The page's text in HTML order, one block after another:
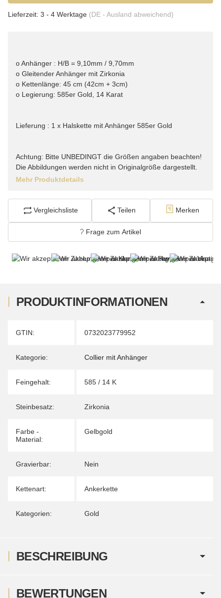
Lieferzeit: 3 - 4 Werktage (DE - Ausland abweichend)
o Anhänger : H/B = 9,10mm / 9,70mm
o Gleitender Anhänger mit Zirkonia
o Kettenlänge: 45 cm (42cm + 3cm)
o Legierung: 585er Gold, 14 Karat
Lieferung : 1 x Halskette mit Anhänger 585er Gold
Achtung: Bitte UNBEDINGT die Größen angaben beachten!
Die Abbildungen werden nicht in Originalgröße dargestellt.
Mehr Produktdetails
Vergleichsliste Teilen Merken
Frage zum Artikel
PRODUKTINFORMATIONEN
Produkteigenschaft
Wert
GTIN: 0732023779952
Kategorie: Collier mit Anhänger
Feingehalt: 585 / 14 K
Steinbesatz: Zirkonia
Farbe -
Material:
Gelbgold
Gravierbar: Nein
Kettenart: Ankerkette
Kategorien: Gold
BESCHREIBUNG
BEWERTUNGEN